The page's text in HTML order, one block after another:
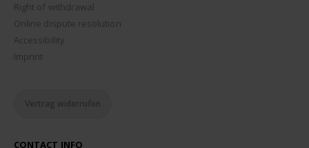
Right of withdrawal
Online dispute resolution
Accessibility
Imprint
Vertrag widerrufen
CONTACT INFO